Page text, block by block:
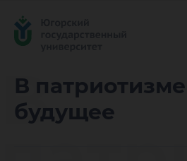
В патриотизме
будущее
В